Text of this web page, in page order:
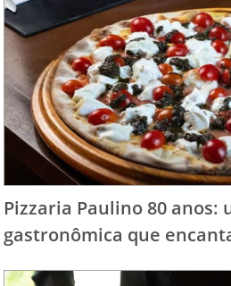
Pizzaria Paulino 80 anos:
gastronômica que